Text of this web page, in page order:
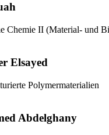
Chemie II (Material- und
Elsayed
Polymermaterialien
Abdelghany